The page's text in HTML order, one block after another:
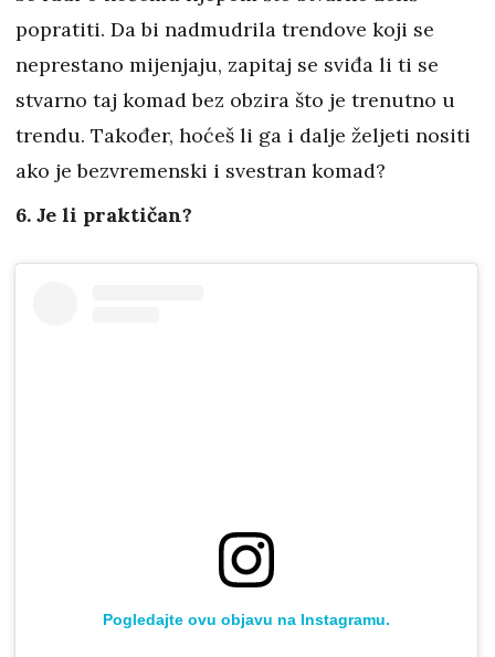
popratiti. Da bi nadmudrila trendove koji se
neprestano mijenjaju, zapitaj se sviđa li ti se
stvarno taj komad bez obzira što je trenutno u
trendu. Također, hoćeš li ga i dalje željeti nositi
ako je bezvremenski i svestran komad?
6. Je li praktičan?
Pogledajte ovu objavu na Instagramu.